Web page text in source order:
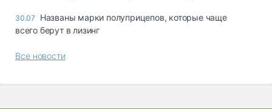
30.07
Названы марки полуприцепов, которые чаще
всего берут в лизинг
Все новости